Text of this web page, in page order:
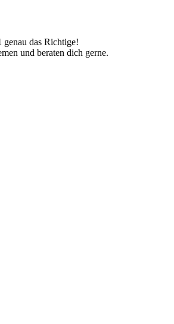
genau das Richtige!
und beraten dich gerne.